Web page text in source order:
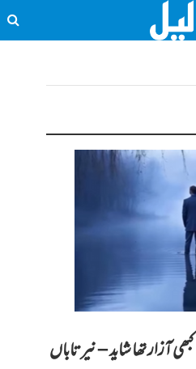
آزار تھا شاید – نیر تاباں